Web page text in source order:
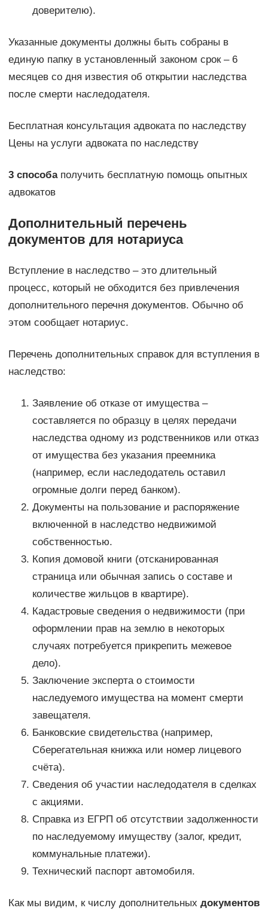
доверителю).
Указанные документы должны быть собраны в
единую папку в установленный законом срок – 6
месяцев со дня известия об открытии наследства
после смерти наследодателя.
Бесплатная консультация адвоката по наследству
Цены на услуги адвоката по наследству
3 способаполучить бесплатную помощь опытных
адвокатов
Дополнительный перечень
документов для нотариуса
Вступление в наследство – это длительный
процесс, который не обходится без привлечения
дополнительного перечня документов. Обычно об
этом сообщает нотариус.
Перечень дополнительных справок для вступления в
наследство:
Заявление об отказе от имущества –
составляется по образцу в целях передачи
наследства одному из родственников или отказ
от имущества без указания преемника
(например, если наследодатель оставил
огромные долги перед банком).
Документы на пользование и распоряжение
включенной в наследство недвижимой
собственностью.
Копия домовой книги (отсканированная
страница или обычная запись о составе и
количестве жильцов в квартире).
Кадастровые сведения о недвижимости (при
оформлении прав на землю в некоторых
случаях потребуется прикрепить межевое
дело).
Заключение эксперта о стоимости
наследуемого имущества на момент смерти
завещателя.
Банковские свидетельства (например,
Сберегательная книжка или номер лицевого
счёта).
Сведения об участии наследодателя в сделках
с акциями.
Справка из ЕГРП об отсутствии задолженности
по наследуемому имуществу (залог, кредит,
коммунальные платежи).
Технический паспорт автомобиля.
Как мы видим, к числу дополнительных документов